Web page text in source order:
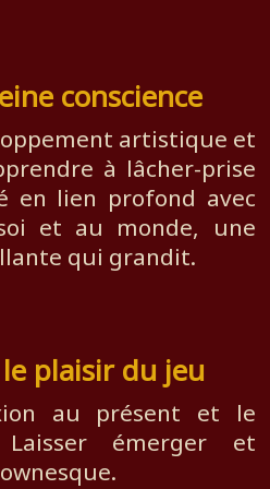
conscience
artistique et
à lâcher-prise
en lien profond avec
et au monde, une
qui grandit.
plaisir du jeu
au présent et le
émerger et